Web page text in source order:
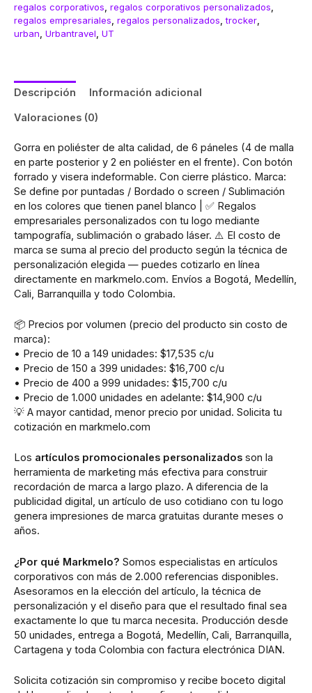
regalos corporativos regalos corporativos personalizados
regalos empresariales regalos personalizados ,trocker
urban Urbantravel UT
Descripción
Información adicional
Valoraciones (0)
Gorra en poliéster de alta calidad, de 6 páneles (4 de malla
en parte posterior y 2 en poliéster en el frente). Con botón
forrado y visera indeformable. Con cierre plástico. Marca:
Se define por puntadas / Bordado o screen / Sublimación
en los colores que tienen panel blanco | ✅ Regalos
empresariales personalizados con tu logo mediante
tampografía, sublimación o grabado láser. ⚠️ El costo de
marca se suma al precio del producto según la técnica de
personalización elegida — puedes cotizarlo en línea
directamente en markmelo.com. Envíos a Bogotá, Medellín,
Cali, Barranquilla y todo Colombia.
📦 Precios por volumen (precio del producto sin costo de
marca):
• Precio de 10 a 149 unidades: $17,535 c/u
• Precio de 150 a 399 unidades: $16,700 c/u
• Precio de 400 a 999 unidades: $15,700 c/u
• Precio de 1.000 unidades en adelante: $14,900 c/u
💡 A mayor cantidad, menor precio por unidad. Solicita tu
cotización en markmelo.com
Los artículos promocionales personalizados son la
herramienta de marketing más efectiva para construir
recordación de marca a largo plazo. A diferencia de la
publicidad digital, un artículo de uso cotidiano con tu logo
genera impresiones de marca gratuitas durante meses o
años.
¿Por qué Markmelo? Somos especialistas en artículos
corporativos con más de 2.000 referencias disponibles.
Asesoramos en la elección del artículo, la técnica de
personalización y el diseño para que el resultado final sea
exactamente lo que tu marca necesita. Producción desde
50 unidades, entrega a Bogotá, Medellín, Cali, Barranquilla,
Cartagena y toda Colombia con factura electrónica DIAN.
Solicita cotización sin compromiso y recibe boceto digital